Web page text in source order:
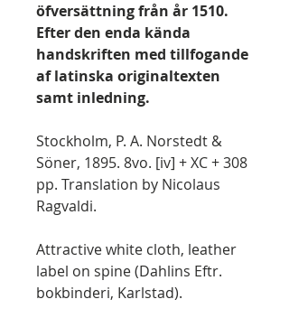
öfversättning från år 1510.
Efter den enda kända
handskriften med tillfogande
af latinska originaltexten
samt inledning.
Stockholm, P. A. Norstedt &
Söner, 1895. 8vo. [iv] + XC + 308
pp. Translation by Nicolaus
Ragvaldi.
Attractive white cloth, leather
label on spine (Dahlins Eftr.
bokbinderi, Karlstad).